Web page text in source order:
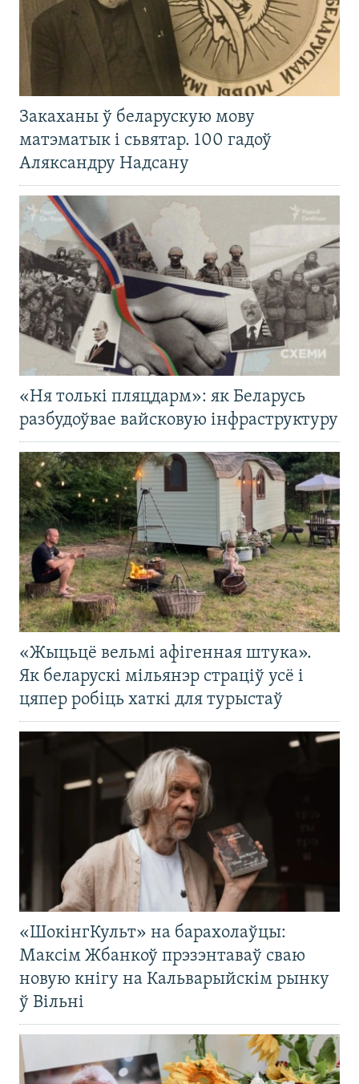
Закаханы ў беларускую мову
матэматык і сьвятар. 100 гадоў
Аляксандру Надсану
«Ня толькі пляцдарм»: як Беларусь
разбудоўвае вайсковую інфраструктуру
«Жыцьцё вельмі афігенная штука».
Як беларускі мільянэр страціў усё і
цяпер робіць хаткі для турыстаў
«ШокінгКульт» на барахолаўцы:
Максім Жбанкоў прэзэнтаваў сваю
новую кнігу на Кальварыйскім рынку
ў Вільні